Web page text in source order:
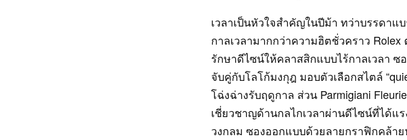
เวลาเป็นหัวใจสำคัญในปีม้า ทว่าบรรดา
กาลเวลามากกว่าความฮิตชั่วคราว
รักษาดีไซน์ให้คลาสสิกแบบไร้กาลเวลา ซ
จับคู่กับโลโก้มงกุฎ มอบตัวเลือกสไตล์
โฉ่งฉ่างรับฤดูกาล ส่วน Parmigiani
เชี่ยวชาญด้านกลไกเวลาผ่านดีไซน์ที่ได้
วงกลม ซองออกแบบด้วยลายกราฟิกคล้